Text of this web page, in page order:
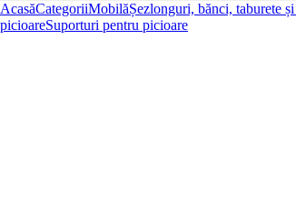
AcasăCategoriiMobilăȘezlonguri, bănci, taburete
picioareSuporturi pentru picioare